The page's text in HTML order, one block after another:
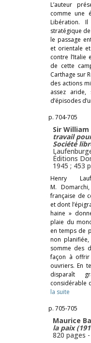
L’auteur
comme une
Libération.
stratégique
le passage
et orientale
contre l’Italie
de cette
Carthage sur
des actions
assez
d’épisodes
p. 704-705
Sir
travail
Société
Éditions
1945 ; 453
Henry
M.
française de
et dont
haine »
plaie du
en temps de
non
somme des
façon à
ouvriers. En
disparaît
considérable
la suite
p. 705-705
Maurice
la paix
820 pages -